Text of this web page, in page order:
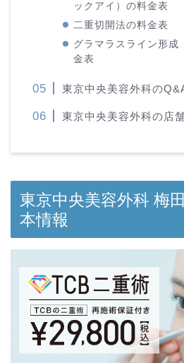
ックアイ）の料金表
二重切開法の料金表
グラマラスライン形成
金表
東京中央美容外科の
東京中央美容外科の店
東京中央美容外科 梅
本情報